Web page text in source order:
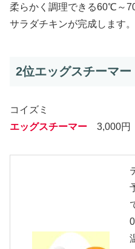
柔らかく調理できる60℃～
サラダチキンが完成します。
2位エッグスチーマー
コイズミ
エッグスチーマー 3,000円